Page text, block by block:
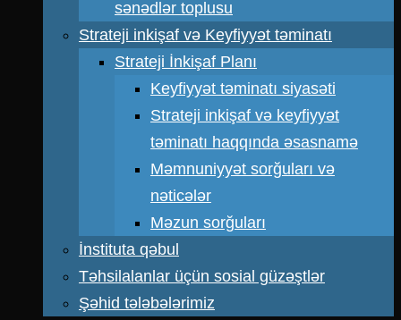
sənədlər toplusu
Strateji inkişaf və Keyfiyyət təminatı
Strateji İnkişaf Planı
Keyfiyyət təminatı siyasəti
Strateji inkişaf və keyfiyyət
təminatı haqqında əsasnamə
Məmnuniyyət sorğuları və
nəticələr
Məzun sorğuları
İnstituta qəbul
Təhsilalanlar üçün sosial güzəştlər
Şəhid tələbələrimiz